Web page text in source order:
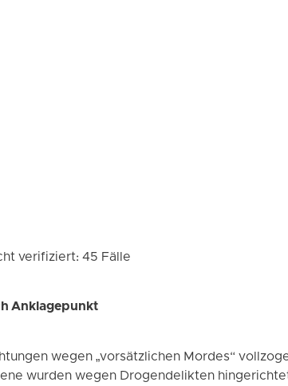
verifiziert: 45 Fälle
Anklagepunkt
wegen „vorsätzlichen Mordes“
wurden wegen Drogendelikten